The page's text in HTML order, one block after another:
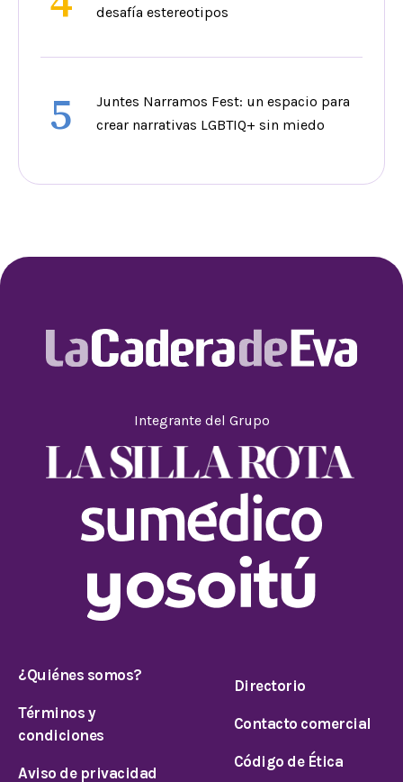
desafía estereotipos
5
Juntes Narramos Fest: un espacio para
crear narrativas LGBTIQ+ sin miedo
Integrante del Grupo
¿Quiénes somos?
Términos y
condiciones
Aviso de privacidad
Directorio
Contacto comercial
Código de Ética